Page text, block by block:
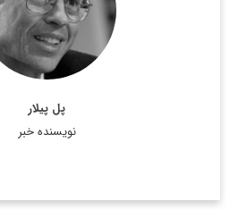
پل پیلار
نویسنده خبر
اكنون عضو ارشد ...
اطلاعات بیشتر